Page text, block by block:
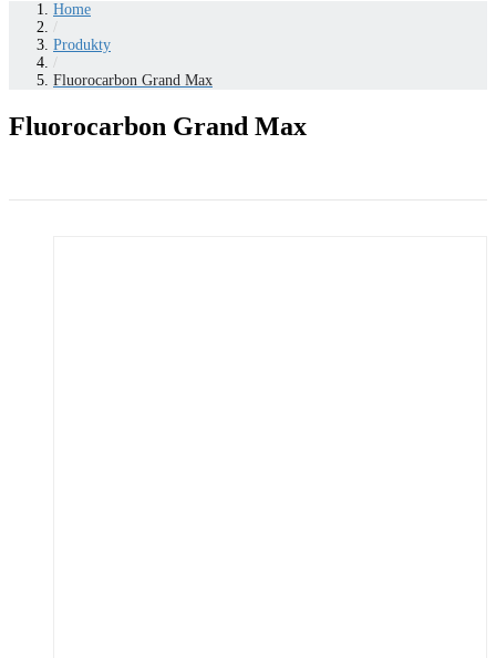
Home
/
Produkty
/
Fluorocarbon Grand Max
Fluorocarbon Grand Max